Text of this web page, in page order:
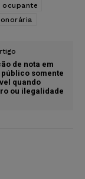
ocupante
de nota em
somente
quando
ou ilegalidade